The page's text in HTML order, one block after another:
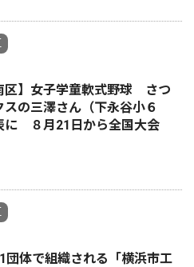
区】女子学童軟式野球 さつ
スの三澤さん（下永谷小６
に ８月21日から全国大会
団体で組織される「横浜市工